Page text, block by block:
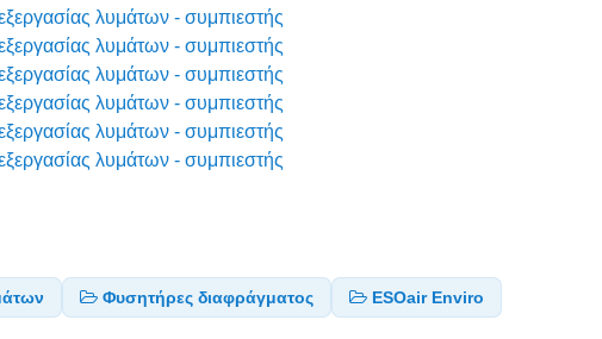
λυμάτων - συμπιεστής
λυμάτων - συμπιεστής
λυμάτων - συμπιεστής
λυμάτων - συμπιεστής
λυμάτων - συμπιεστής
λυμάτων - συμπιεστής
Φυσητήρες διαφράγματος ESOair Enviro